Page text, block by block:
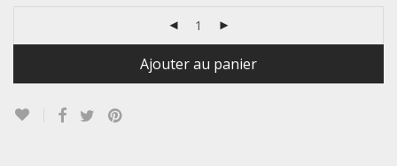
Ajouter au panier